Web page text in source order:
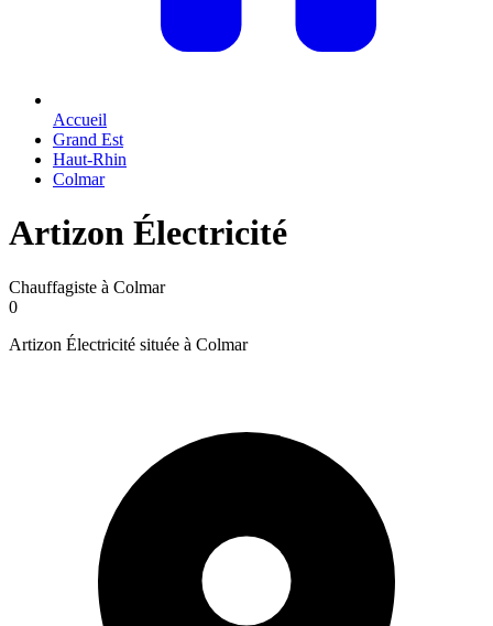
Accueil
Grand Est
Haut-Rhin
Colmar
Artizon Électricité
Chauffagiste à Colmar
0
Artizon Électricité située à Colmar